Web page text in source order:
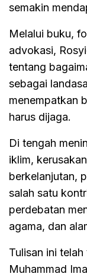
semakin
Melalui buku,
advokasi,
tentang
sebagai
menempatkan
harus dijaga.
Di tengah
iklim,
berkelanjutan,
salah satu
perdebatan
agama, dan
Tulisan ini
Muhammad